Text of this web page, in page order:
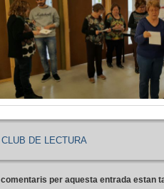
CLUB DE LECTURA
comentaris per aquesta entrada estan